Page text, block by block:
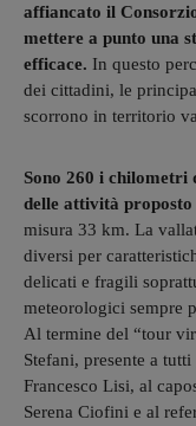
affiancato il
mettere a punto una
efficace. In questo
dei cittadini, le
scorrono in territorio
Sono 260 i chilometri
delle attività proposto
misura 33 km. La
diversi per
delicati e fragili
meteorologici sempre
Al termine del “tour
Stefani, presente a
Francesco Lisi, al
Serena Ciofini e al